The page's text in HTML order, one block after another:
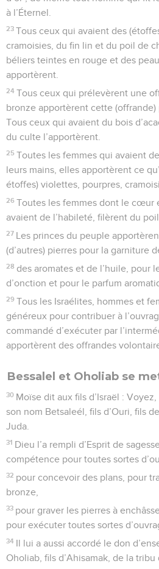
à l’Éternel.
23 Tous ceux qui avaient des
cramoisies, du fin lin et du poil de
béliers teintes en rouge et des
apportèrent.
24 Tous ceux qui prélevèrent une
bronze apportèrent cette (offrande)
Tous ceux qui avaient du bois
du culte l’apportèrent.
25 Toutes les femmes qui avaient
leurs mains, elles apportèrent ce
étoffes) violettes, pourpres,
26 Toutes les femmes dont le cœur
avaient de l’habileté, filèrent du
27 Les princes du peuple
(d’autres) pierres pour la garniture
28 des aromates et de l’huile, pour
d’onction et pour le parfum
29 Tous les Israélites, hommes et
généreux pour contribuer à
commandé d’exécuter par
apportèrent des offrandes
Bessalel et Oholiab se
30 Moïse dit aux fils d’Israël :
son nom Betsaleél, fils d’Ouri, fils
Juda.
31 Dieu l’a rempli d’Esprit de
compétence pour toutes sortes
32 pour concevoir des plans, pour
bronze,
33 pour graver les pierres à
pour exécuter toutes sortes
34 Il lui a aussi accordé le don
Oholiab, fils d’Ahisamak, de la tribu